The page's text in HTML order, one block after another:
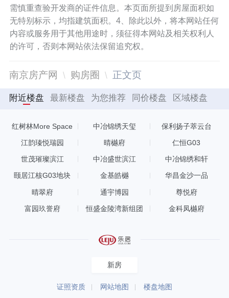
需慎重查验开发商的证件信息。本页面所提到房屋面积如
无特别标示，均指建筑面积。4、除此以外，将本网站任何
内容或服务用于其他用途时，须征得本网站及相关权利人
的许可，否则本网站依法保留追究权。
南京房产网 购房圈 正文页
附近楼盘 最新楼盘 为您推荐 同价楼盘 区域楼盘
红树林More Space 中冶锦绣天玺 保利扬子萃云台
江韵瑧悦瑞园 晴樾府 仁恒G03
世茂璀璨滨江 中冶盛世滨江 中冶锦绣和轩
颐居江核G03地块 金基皓樾 华昌金沙一品
晴翠府 通宇博园 尊悦府
富园玖誉府 恒盛金陵湾新组团 金科凤樾府
新房
证照资质 网站地图 楼盘地图